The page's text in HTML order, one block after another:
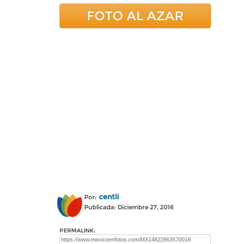
FOTO AL AZAR
Por: centli
Publicada: Diciembre 27, 2016
PERMALINK: